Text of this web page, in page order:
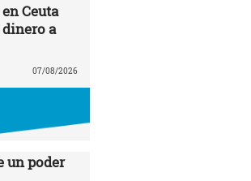
Ceuta
a
07/08/2026
un poder